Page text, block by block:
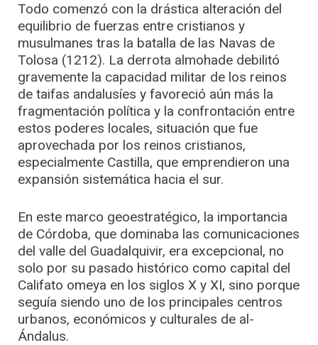
Todo comenzó con la drástica alteración del
equilibrio de fuerzas entre cristianos y
musulmanes tras la batalla de las Navas de
Tolosa (1212). La derrota almohade debilitó
gravemente la capacidad militar de los reinos
de taifas andalusíes y favoreció aún más la
fragmentación política y la confrontación entre
estos poderes locales, situación que fue
aprovechada por los reinos cristianos,
especialmente Castilla, que emprendieron una
expansión sistemática hacia el sur.
En este marco geoestratégico, la importancia
de Córdoba, que dominaba las comunicaciones
del valle del Guadalquivir, era excepcional, no
solo por su pasado histórico como capital del
Califato omeya en los siglos X y XI, sino porque
seguía siendo uno de los principales centros
urbanos, económicos y culturales de al-
Ándalus.